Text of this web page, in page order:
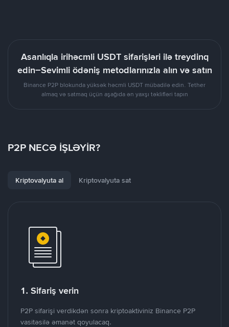
Asanlıqla irihəcmli USDT sifarişləri ilə treydinq
edin–Sevimli ödəniş metodlarınızla alın və satın
Binance P2P blokunda yüksək həcmli USDT mübadilə edin. Tether
almaq və satmaq üçün aşağıda ən yaxşı təklifləri tapın
P2P NECƏ İŞLƏYİR?
Kriptovalyuta al Kriptovalyuta sat
1. Sifariş verin
P2P sifarişi verdikdən sonra kriptoaktiviniz Binance P2P
vasitəsilə əmanət qoyulacaq.